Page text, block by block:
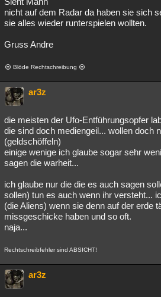
nicht auf dem Radar da haben sie sich
sie alles wieder runterspielen wollten.
Gruss Andre
Blöde Rechtschreibung
ar3z
die meisten der Ufo-Entführungsopfer
die sind doch mediengeil... wollen doch
(geldschöffeln)
einige wenige ich glaube sogar sehr
sagen die warheit...
ich glaube nur die die es auch sagen
sollen) tun es auch wenn ihr versteht...
(die Aliens) wenn sie denn auf der erde
missgeschicke haben und so oft.
naja...
Rechtschreibfehler sind ABSICHT!
ar3z